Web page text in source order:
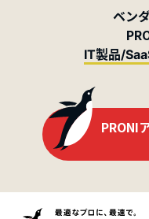
ベン
IT製品/
PRONI